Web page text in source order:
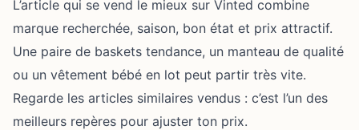
L’article qui se vend le mieux sur Vinted combine
marque recherchée, saison, bon état et prix attractif.
Une paire de baskets tendance, un manteau de qualité
ou un vêtement bébé en lot peut partir très vite.
Regarde les articles similaires vendus : c’est l’un des
meilleurs repères pour ajuster ton prix.